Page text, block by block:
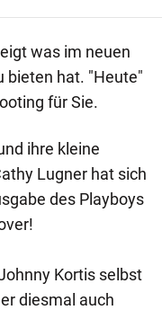
was im neuen
bieten hat. "Heute"
für Sie.
ihre kleine
Lugner hat sich
des Playboys
Kortis selbst
diesmal auch